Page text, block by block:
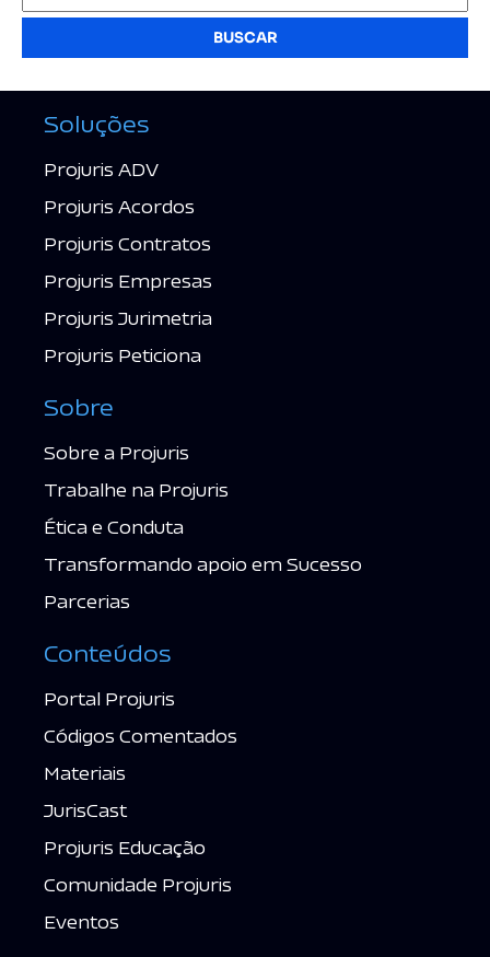
BUSCAR
Soluções
Projuris ADV
Projuris Acordos
Projuris Contratos
Projuris Empresas
Projuris Jurimetria
Projuris Peticiona
Sobre
Sobre a Projuris
Trabalhe na Projuris
Ética e Conduta
Transformando apoio em Sucesso
Parcerias
Conteúdos
Portal Projuris
Códigos Comentados
Materiais
JurisCast
Projuris Educação
Comunidade Projuris
Eventos